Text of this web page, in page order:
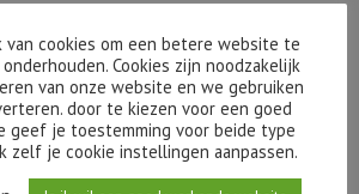
van cookies om een betere website te
Cookies zijn noodzakelijk
van onze website en we gebruiken
door te kiezen voor een goed
geef je toestemming voor beide type
zelf je cookie instellingen aanpassen.